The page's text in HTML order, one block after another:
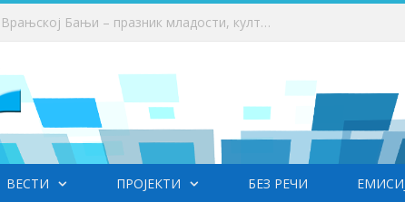
Фестивал фолклора у Врањској Бањи – празник младости, културе, традиције и пријатељства
ВЕСТИ ПРОЈЕКТИ БЕЗ РЕЧИ